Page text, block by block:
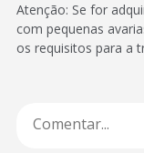
Atenção: Se for
com pequenas
os requisitos para a